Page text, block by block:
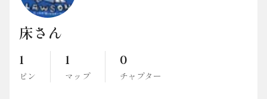
床さん
1
ピン
1
マップ
0
チャプター